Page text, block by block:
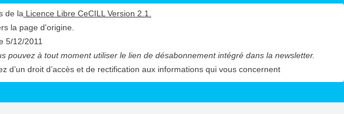
de la Licence Libre CeCILL Version 2.1
la page d'origine.
5/12/2011
pouvez à tout moment utiliser le lien de désabonnement intégré dans la newsletter.
droit d’accès et de rectification aux informations qui vous concernent